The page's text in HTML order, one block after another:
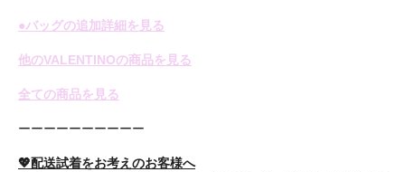
●バッグの追加詳細を見る
他のVALENTINOの商品を見る
全ての商品を見る
ーーーーーーーーーー
💖配送試着をお考えのお客様へ